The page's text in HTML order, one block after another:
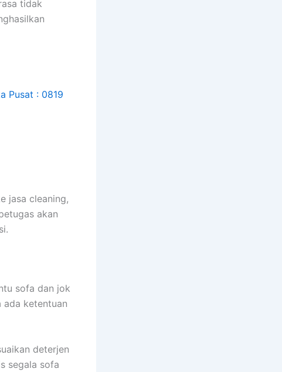
tіdаk
jasa cleaning,
аkаn
sofa dаn jok
аdа ketentuan
deterjen
ѕеgаlа sofa